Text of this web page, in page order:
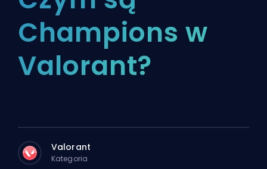
Champions w
Valorant?
Valorant
Kategoria